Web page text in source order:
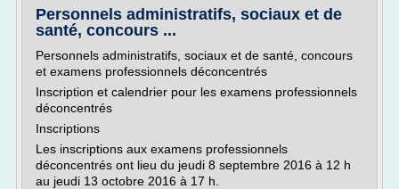
Personnels administratifs, sociaux et de
santé, concours ...
Personnels administratifs, sociaux et de santé, concours
et examens professionnels déconcentrés
Inscription et calendrier pour les examens professionnels
déconcentrés
Inscriptions
Les inscriptions aux examens professionnels
déconcentrés ont lieu du jeudi 8 septembre 2016 à 12 h
au jeudi 13 octobre 2016 à 17 h.